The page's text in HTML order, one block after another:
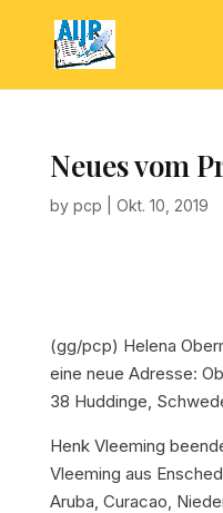
Neues vom
by pcp Okt. 10, 2019
(gg/pcp) Helena
eine neue Adresse:
38 Huddinge,
Henk Vleeming
Vleeming aus
Aruba, Curacao,